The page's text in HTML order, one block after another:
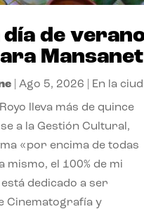
día de
Mansanet
| Ago 5, 2026 En la
lleva más de quince
a la Gestión Cultural,
«por encima de todas
mismo, el 100% de mi
dedicado a ser
Cinematografía y